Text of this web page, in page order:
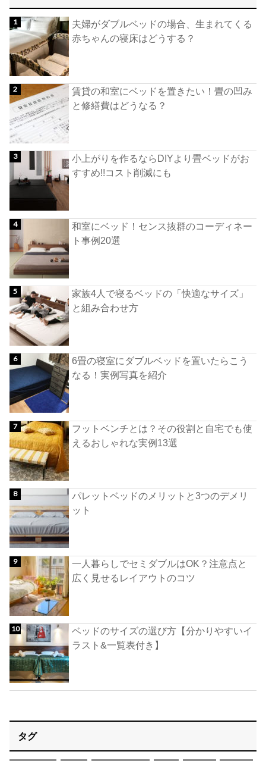
夫婦がダブルベッドの場合、生まれてくる
赤ちゃんの寝床はどうする？
賃貸の和室にベッドを置きたい！畳の凹み
と修繕費はどうなる？
小上がりを作るならDIYより畳ベッドがお
すすめ!!コスト削減にも
和室にベッド！センス抜群のコーディネー
ト事例20選
家族4人で寝るベッドの「快適なサイズ」
と組み合わせ方
6畳の寝室にダブルベッドを置いたらこう
なる！実例写真を紹介
フットベンチとは？その役割と自宅でも使
えるおしゃれな実例13選
パレットベッドのメリットと3つのデメリ
ット
一人暮らしでセミダブルはOK？注意点と
広く見せるレイアウトのコツ
ベッドのサイズの選び方【分かりやすいイ
ラスト&一覧表付き】
タグ